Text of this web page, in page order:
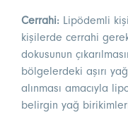
Cerrahi: Lipödemli
kişilerde cerrahi
dokusunun
bölgelerdeki aşırı
alınması amacıyla
belirgin yağ